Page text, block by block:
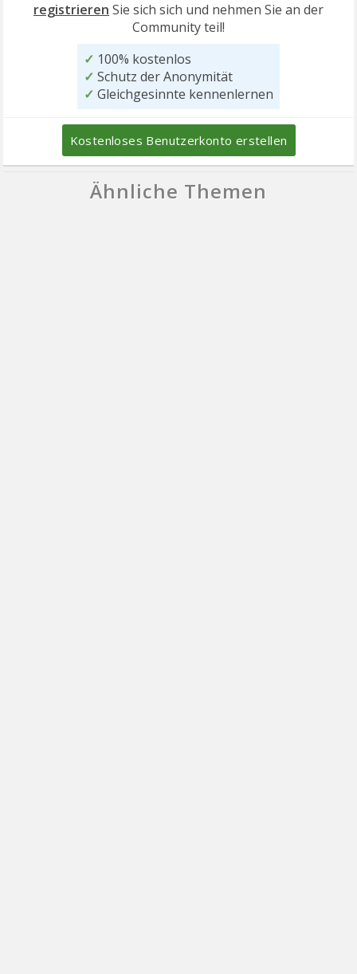
registrieren Sie sich sich und nehmen Sie an der
Community teil!
✓ 100% kostenlos
✓ Schutz der Anonymität
✓ Gleichgesinnte kennenlernen
Kostenloses Benutzerkonto erstellen
Ähnliche Themen